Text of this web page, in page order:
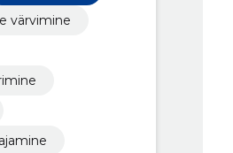
värvimine